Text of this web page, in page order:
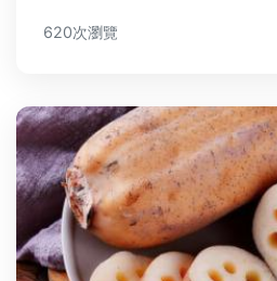
的疑問。
620次瀏覽